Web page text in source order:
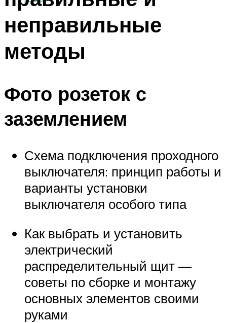
неправильные
методы
Фото розеток с
заземлением
Схема подключения проходного
выключателя: принцип работы и
варианты установки
выключателя особого типа
Как выбрать и установить
электрический
распределительный щит —
советы по сборке и монтажу
основных элементов своими
руками